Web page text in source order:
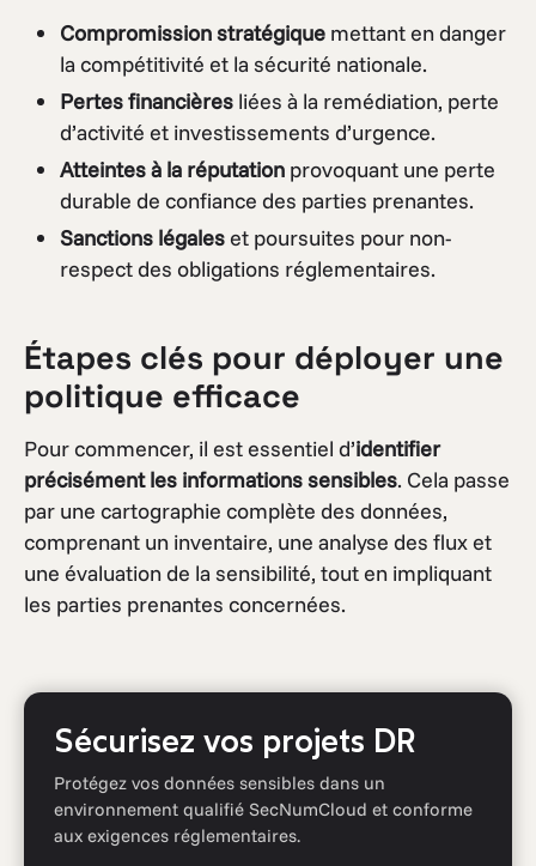
Compromission stratégique mettant en danger
la compétitivité et la sécurité nationale.
Pertes financières liées à la remédiation, perte
d’activité et investissements d’urgence.
Atteintes à la réputation provoquant une perte
durable de confiance des parties prenantes.
Sanctions légaleset poursuites pour non-
respect des obligations réglementaires.
Étapes clés pour déployer une
politique efficace
Pour commencer, il est essentiel d’identifier
précisément les informations sensibles. Cela passe
par une cartographie complète des données,
comprenant un inventaire, une analyse des flux et
une évaluation de la sensibilité, tout en impliquant
les parties prenantes concernées.
Sécurisez vos projets DR
Protégez vos données sensibles dans un
environnement qualifié SecNumCloud et conforme
aux exigences réglementaires.